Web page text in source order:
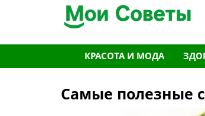
Перейти
к
КРАСОТА И МОДА
Самые полезные